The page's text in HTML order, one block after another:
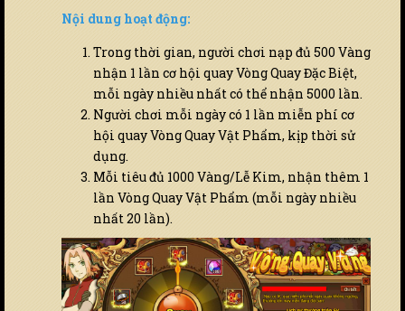
Nội dung hoạt động:
Trong thời gian, người chơi nạp đủ 500 Vàng
nhận 1 lần cơ hội quay Vòng Quay Đặc Biệt,
mỗi ngày nhiều nhất có thể nhận 5000 lần.
Người chơi mỗi ngày có 1 lần miễn phí cơ
hội quay Vòng Quay Vật Phẩm, kịp thời sử
dụng.
Mỗi tiêu đủ 1000 Vàng/Lễ Kim, nhận thêm 1
lần Vòng Quay Vật Phẩm (mỗi ngày nhiều
nhất 20 lần).